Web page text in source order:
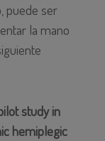
puede ser
la mano
study in
hemiplegic